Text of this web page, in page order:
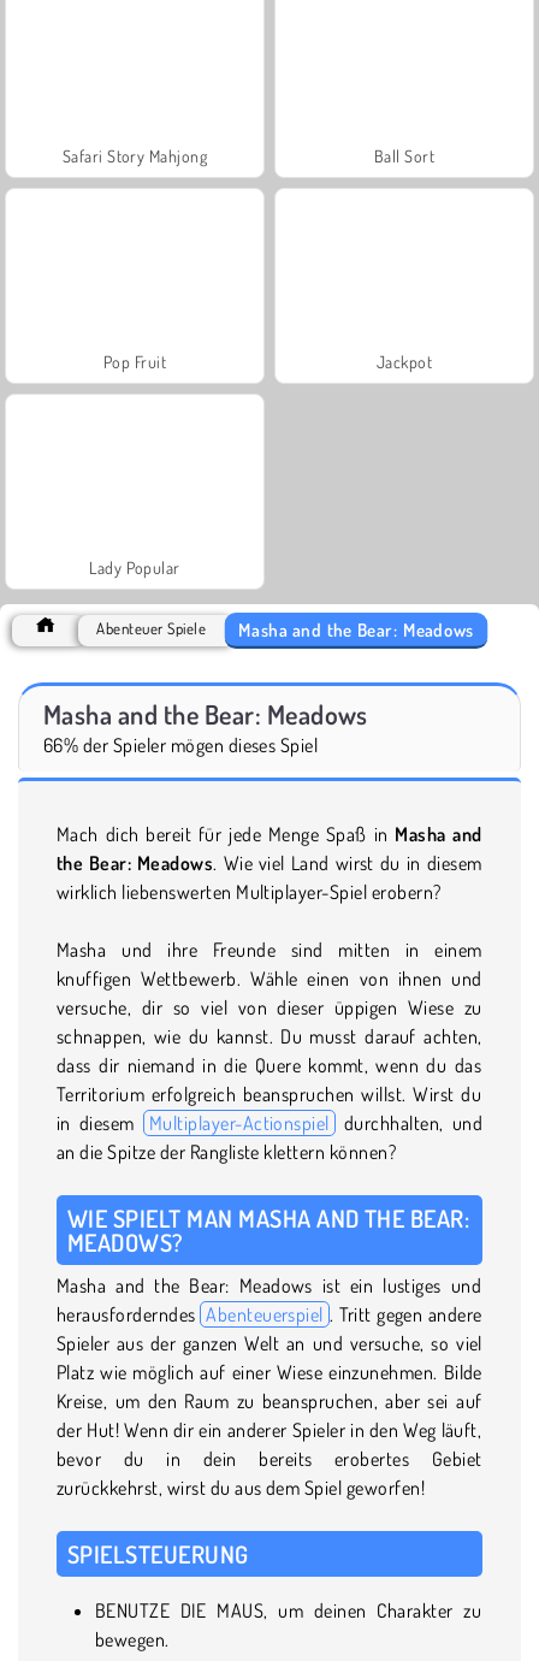
Safari Story Mahjong Ball Sort
Pop Fruit Jackpot
Lady Popular
Abenteuer Spiele Masha and the Bear: Meadows
Masha and the Bear: Meadows
66% der Spieler mögen dieses Spiel
Mach dich bereit für jede Menge Spaß in Masha and
the Bear: Meadows. Wie viel Land wirst du in diesem
wirklich liebenswerten Multiplayer-Spiel erobern?
Masha und ihre Freunde sind mitten in einem
knuffigen Wettbewerb. Wähle einen von ihnen und
versuche, dir so viel von dieser üppigen Wiese zu
schnappen, wie du kannst. Du musst darauf achten,
dass dir niemand in die Quere kommt, wenn du das
Territorium erfolgreich beanspruchen willst. Wirst du
in diesem
Multiplayer-Actionspiel durchhalten, und
an die Spitze der Rangliste klettern können?
WIE SPIELT MAN MASHA AND THE BEAR:
MEADOWS?
Masha and the Bear: Meadows ist ein lustiges und
herausforderndes Abenteuerspiel . Tritt gegen andere
Spieler aus der ganzen Welt an und versuche, so viel
Platz wie möglich auf einer Wiese einzunehmen. Bilde
Kreise, um den Raum zu beanspruchen, aber sei auf
der Hut! Wenn dir ein anderer Spieler in den Weg läuft,
bevor du in dein bereits erobertes Gebiet
zurückkehrst, wirst du aus dem Spiel geworfen!
SPIELSTEUERUNG
BENUTZE DIE MAUS, um deinen Charakter zu
bewegen.